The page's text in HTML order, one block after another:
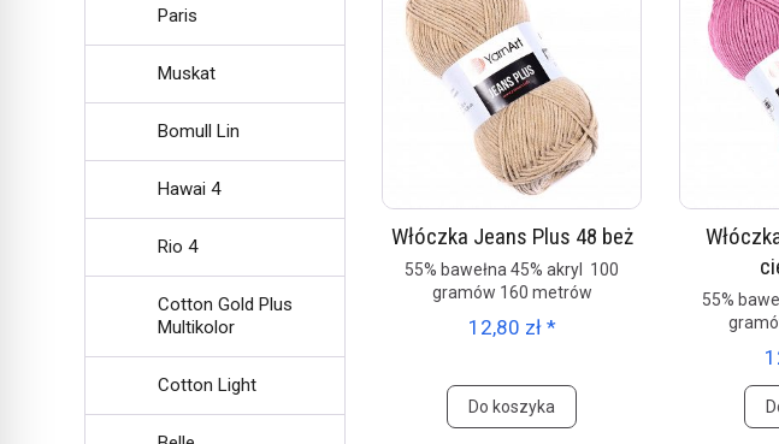
Włóczka Jeans Plus 48 beż
55% bawełna 45% akryl 100
gramów 160 metrów
12,80 zł *
Do koszyka
55%
Paris
Muskat
Bomull Lin
Hawai 4
Rio 4
Cotton Gold Plus
Multikolor
Cotton Light